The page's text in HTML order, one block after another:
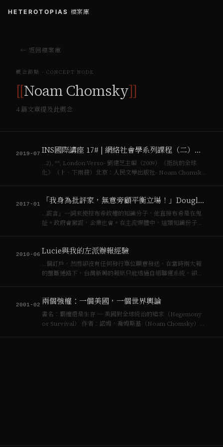
HETEROTOPIAS 檔案庫
← 返回檔案庫
概念節點 · CONCEPT NODE
[[Noam Chomsky]]
4 篇文章提及此概念
2019-07 INS國際講座 17# | 網絡社會學系列課程（二）：認同的力量
…2), **, London:Verso- 劉建芝主編（2009）《抵抗的全球
化》（上、下兩冊）北京：人民文學出版社- Noam Chomsky
2017-01 「我身為批評家，無意旁顧平衡立場！」Douglas Kellner專訪
…謊言」一詞來使控布希政權的知識分子，他直接布希是在鬼
扯。政府會撤謊，企業也會。在主流媒體中，這類知識份子起
個法國學者尚‧布希亞，我非常敬佩他，其著作…
2010-06 Lucie與我的左派辦報經驗
…個訂戶，然而卻沒有任何發行單位願意發送，在當時兩大報
的壟斷通路下，台灣新興的報紙只能透過自組聯運系統，卻也
medi…
2001-02 兩個強權：一個美國，一個世界輿論
書名：霸權還是生存 ─ 美國對全球統治的追求（Hegemony
or Survival） 作者：諾姆，喬姆斯基（Noam Chomsky）張